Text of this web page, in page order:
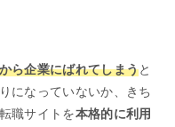
ら企業にばれてしまうと
になっていないか、きち
職サイトを本格的に利用